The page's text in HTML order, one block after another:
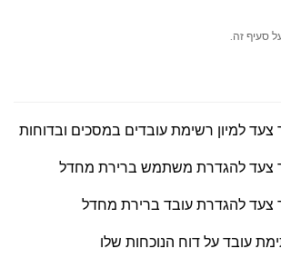
סעיף זה.
למיון רשימת עובדים במסכים ובדוחות
צעד להגדרת משתמש ברירת מחדל
צעד להגדרת עובד ברירת מחדל
עובד על דוח הנוכחות שלו